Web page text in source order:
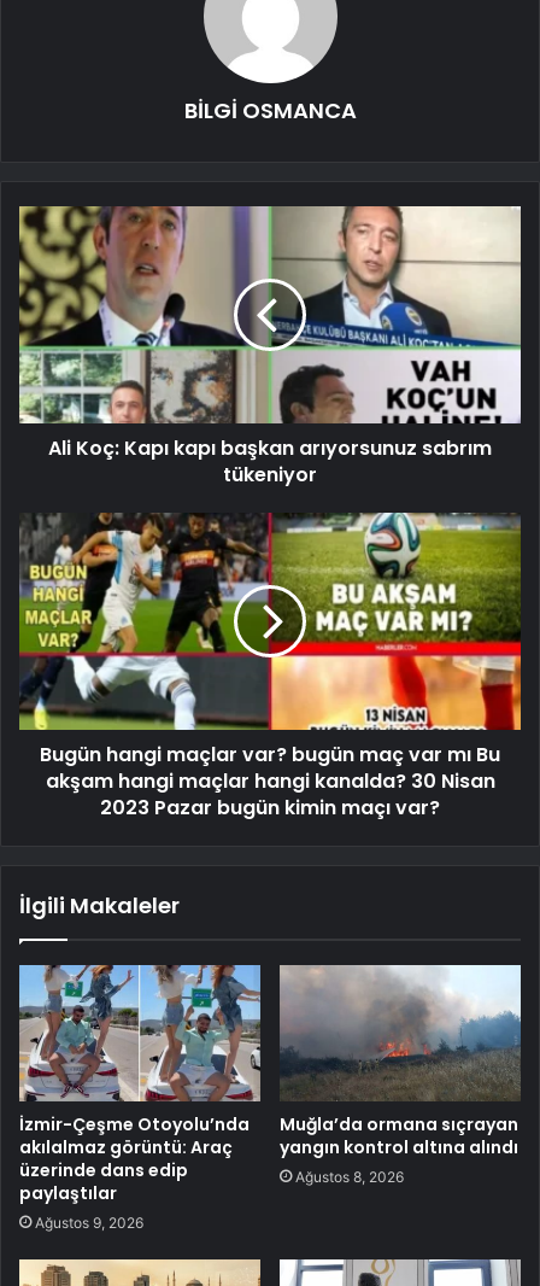
BİLGİ OSMANCA
Ali Koç: Kapı kapı başkan arıyorsunuz sabrım
tükeniyor
Bugün hangi maçlar var? bugün maç var mı Bu
akşam hangi maçlar hangi kanalda? 30 Nisan
2023 Pazar bugün kimin maçı var?
İlgili Makaleler
İzmir-Çeşme Otoyolu’nda
akılalmaz görüntü: Araç
üzerinde dans edip
paylaştılar
Ağustos 9, 2026
Muğla’da ormana sıçrayan
yangın kontrol altına alındı
Ağustos 8, 2026